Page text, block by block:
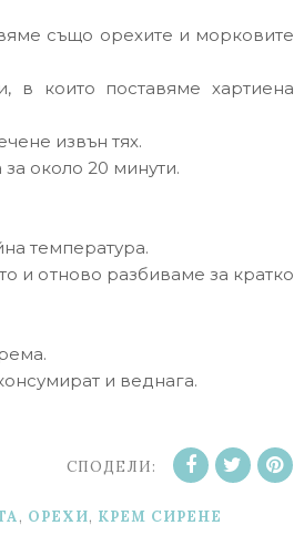
също орехите и морковите
в които поставяме хартиена
извън тях.
около 20 минути.
температура.
и отново разбиваме за кратко
и веднага.
СПОДЕЛИ:
, ОРЕХИ, KРЕМ СИРЕНЕ